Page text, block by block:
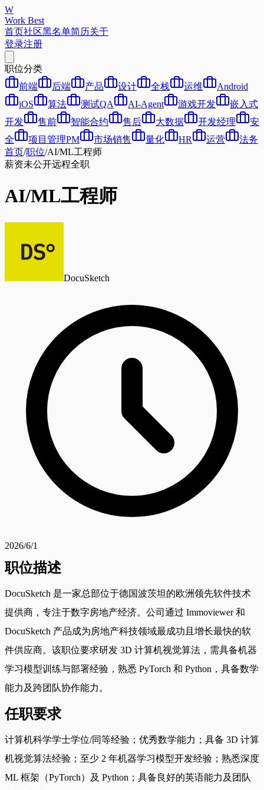
W
Work Best
首页社区黑名单简历关于
登录注册
职位分类
前端
后端 产品 设计 全栈 运维
Android
iOS
算法 测试QA AI-Agent 游戏开发
嵌入式
开发
售前 智能合约 售后 大数据 开发经理
安
全
项目管理PM 市场销售 量化 HR 运营
法务
首页/职位/AI/ML工程师
薪资未公开远程全职
AI/ML工程师
DocuSketch
2026/6/1
职位描述
DocuSketch 是一家总部位于德国波茨坦的欧洲领先软件技术
提供商，专注于数字房地产经济。公司通过 Immoviewer 和
DocuSketch 产品成为房地产科技领域最成功且增长最快的软
件供应商。该职位要求研发 3D 计算机视觉算法，需具备机器
学习模型训练与部署经验，熟悉 PyTorch 和 Python，具备数学
能力及跨团队协作能力。
任职要求
计算机科学学士学位/同等经验；优秀数学能力；具备 3D 计算
机视觉算法经验；至少 2 年机器学习模型开发经验；熟悉深度
ML 框架（PyTorch）及 Python；具备良好的英语能力及团队